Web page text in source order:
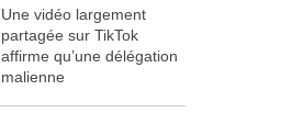
Une vidéo largement
partagée sur TikTok
affirme qu’une délégation
malienne